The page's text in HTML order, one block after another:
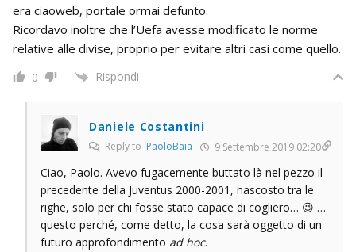
era ciaoweb, portale ormai defunto.
Ricordavo inoltre che l’Uefa avesse modificato le norme
relative alle divise, proprio per evitare altri casi come quello.
0 Rispondi
Daniele Costantini
Reply to PaoloBaia 9 Settembre 2019 02:20
Ciao, Paolo. Avevo fugacemente buttato là nel pezzo il
precedente della Juventus 2000-2001, nascosto tra le
righe, solo per chi fosse stato capace di cogliero… 😉 …
questo perché, come detto, la cosa sarà oggetto di un
futuro approfondimento ad hoc.